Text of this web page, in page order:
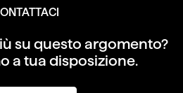
su questo argomento?
a tua disposizione.